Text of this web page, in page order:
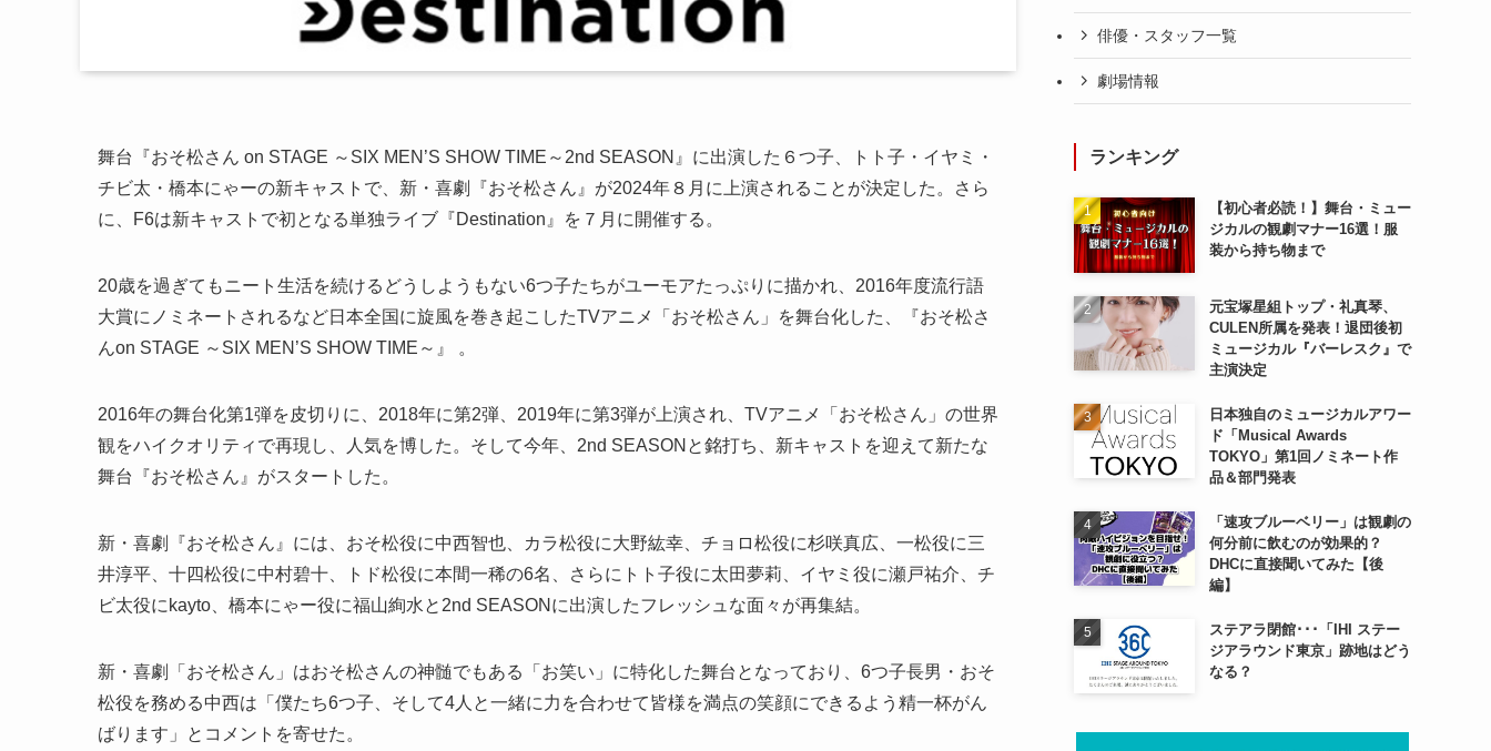
舞台『おそ松さん on STAGE ～SIX MEN’S SHOW TIME～2nd SEASON』に出演した６つ子、トト子・イヤミ・
チビ太・橋本にゃーの新キャストで、新・喜劇『おそ松さん』が2024年８月に上演されることが決定した。さら
に、F6は新キャストで初となる単独ライブ『Destination』を７月に開催する。
20歳を過ぎてもニート生活を続けるどうしようもない6つ子たちがユーモアたっぷりに描かれ、2016年度流行語
大賞にノミネートされるなど日本全国に旋風を巻き起こしたTVアニメ「おそ松さん」を舞台化した、『おそ松さ
んon STAGE ～SIX MEN’S SHOW TIME～』 。
2016年の舞台化第1弾を皮切りに、2018年に第2弾、2019年に第3弾が上演され、TVアニメ「おそ松さん」の世界
観をハイクオリティで再現し、人気を博した。そして今年、2nd SEASONと銘打ち、新キャストを迎えて新たな
舞台『おそ松さん』がスタートした。
新・喜劇『おそ松さん』には、おそ松役に中西智也、カラ松役に大野紘幸、チョロ松役に杉咲真広、一松役に三
井淳平、十四松役に中村碧十、トド松役に本間一稀の6名、さらにトト子役に太田夢莉、イヤミ役に瀬戸祐介、チ
ビ太役にkayto、橋本にゃー役に福山絢水と2nd SEASONに出演したフレッシュな面々が再集結。
新・喜劇「おそ松さん」はおそ松さんの神髄でもある「お笑い」に特化した舞台となっており、6つ子長男・おそ
松役を務める中西は「僕たち6つ子、そして4人と一緒に力を合わせて皆様を満点の笑顔にできるよう精一杯がん
ばります」とコメントを寄せた。
俳優・スタッフ一覧
劇場情報
ランキング
【初心者必読！】舞台・ミュー
ジカルの観劇マナー16選！服
装から持ち物まで
元宝塚星組トップ・礼真琴、
CULEN所属を発表！退団後初
ミュージカル『バーレスク』で
主演決定
日本独自のミュージカルアワー
ド「Musical Awards
TOKYO」第1回ノミネート作
品＆部門発表
「速攻ブルーベリー」は観劇の
何分前に飲むのが効果的？
DHCに直接聞いてみた【後
編】
ステアラ閉館･･･「IHI ステー
ジアラウンド東京」跡地はどう
なる？